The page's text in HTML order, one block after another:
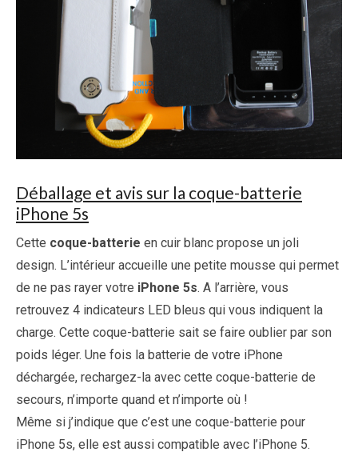
Déballage et avis sur la coque-batterie
iPhone 5s
Cette coque-batterie en cuir blanc propose un joli
design. L’intérieur accueille une petite mousse qui permet
de ne pas rayer votre iPhone 5s. A l’arrière, vous
retrouvez 4 indicateurs LED bleus qui vous indiquent la
charge. Cette coque-batterie sait se faire oublier par son
poids léger. Une fois la batterie de votre iPhone
déchargée, rechargez-la avec cette coque-batterie de
secours, n’importe quand et n’importe où !
Même si j’indique que c’est une coque-batterie pour
iPhone 5s, elle est aussi compatible avec l’iPhone 5.